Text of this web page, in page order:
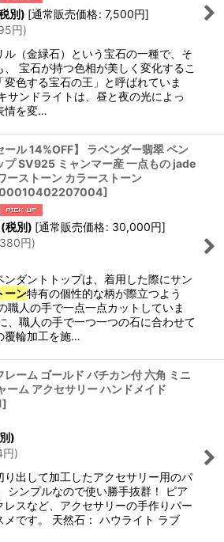
別) [通常販売価格: 7,500円]
円)
ル（金緑石）という宝石の一種で、そ
、 宝石が持つ色相が美しく変化するこ
変色する宝石の王」と呼ばれていま
サンドライトは、昼と夜の光によっ
情を変…
ール 14%OFF】 ラベンダー翡翠 ペン
プ SV925 ミャンマー産 一点もの jade
ーストーン カラーストーン
]
(税別) [通常販売価格: 30,000円]
円)
ンダントトップは、着用した際にサン
ーン特有の個性的な柄が際立つよう
職人の手で一点一点カットしていま
、職人の手で一つ一つの石に合わせて
覆輪加工を施…
レーム ゴールド バチカン付 六角 ミニ
ーム アクセサリー ハンドメイド
]
)
円)
り出して加工したアクセサリー用のパ
シンプルなので使い勝手抜群！ ピア
レスなど、アクセサリーの手作りパー
メです。 天然石： ハウライト ラブ